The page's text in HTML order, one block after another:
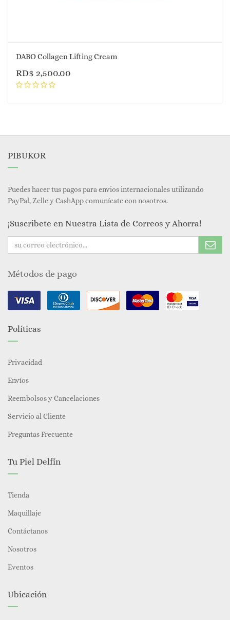
DABO Collagen Lifting Cream
RD$ 2,500.00
PIBUKOR
Puedes hacer tus pagos para envios internacionales utilizando
PayPal, Zelle y CashApp comunícate con nosotros.
¡Suscribete en Nuestra Lista de Correos y Ahorra!
Métodos de pago
Políticas
Privacidad
Envíos
Reembolsos y Cancelaciones
Servicio al Cliente
Preguntas Frecuente
Tu Piel Delfín
Tienda
Maquillaje
Contáctanos
Nosotros
Eventos
Ubicación